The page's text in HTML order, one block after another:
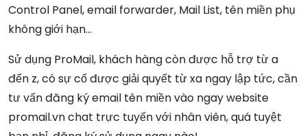
Control Panel, email forwarder, Mail List, tên miền phụ
không giới hạn…
Sử dụng ProMail, khách hàng còn được hỗ trợ từ a
đến z, có sự cố được giải quyết từ xa ngay lập tức, cần
tư vấn đăng ký email tên miền vào ngay website
promail.vn chat trực tuyến với nhân viên, quá tuyệt